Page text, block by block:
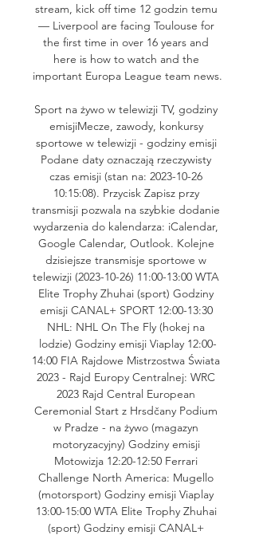
stream, kick off time 12 godzin temu
— Liverpool are facing Toulouse for
the first time in over 16 years and
here is how to watch and the
important Europa League team news.
Sport na żywo w telewizji TV, godziny
emisjiMecze, zawody, konkursy
sportowe w telewizji - godziny emisji
Podane daty oznaczają rzeczywisty
czas emisji (stan na: 2023-10-26
10:15:08). Przycisk Zapisz przy
transmisji pozwala na szybkie dodanie
wydarzenia do kalendarza: iCalendar,
Google Calendar, Outlook. Kolejne
dzisiejsze transmisje sportowe w
telewizji (2023-10-26) 11:00-13:00 WTA
Elite Trophy Zhuhai (sport) Godziny
emisji CANAL+ SPORT 12:00-13:30
NHL: NHL On The Fly (hokej na
lodzie) Godziny emisji Viaplay 12:00-
14:00 FIA Rajdowe Mistrzostwa Świata
2023 - Rajd Europy Centralnej: WRC
2023 Rajd Central European
Ceremonial Start z Hrsdčany Podium
w Pradze - na żywo (magazyn
motoryzacyjny) Godziny emisji
Motowizja 12:20-12:50 Ferrari
Challenge North America: Mugello
(motorsport) Godziny emisji Viaplay
13:00-15:00 WTA Elite Trophy Zhuhai
(sport) Godziny emisji CANAL+